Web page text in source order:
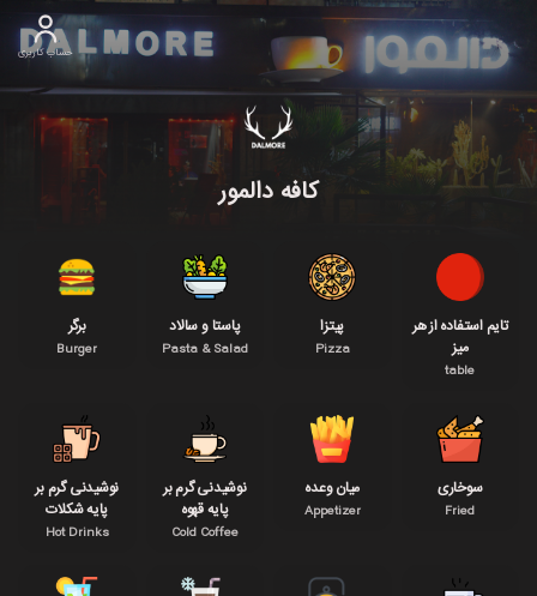
حساب کاربری
کافه دالمور
تایم استفاده از هر
میز
table
پیتزا
Pizza
پاستا و سالاد
Pasta & Salad
برگر
Burger
سوخاری
Fried
میان وعده
Appetizer
نوشیدنی گرم بر
پایه قهوه
Cold Coffee
نوشیدنی گرم بر
پایه شکلات
Hot Drinks